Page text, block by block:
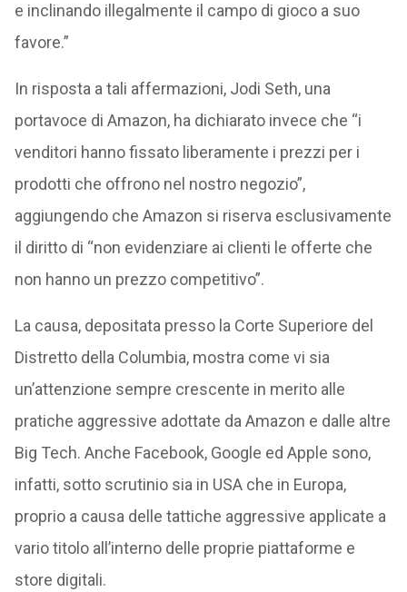
e inclinando illegalmente il campo di gioco a suo
favore.”
In risposta a tali affermazioni, Jodi Seth, una
portavoce di Amazon, ha dichiarato invece che “i
venditori hanno fissato liberamente i prezzi per i
prodotti che offrono nel nostro negozio”,
aggiungendo che Amazon si riserva esclusivamente
il diritto di “non evidenziare ai clienti le offerte che
non hanno un prezzo competitivo”.
La causa, depositata presso la Corte Superiore del
Distretto della Columbia, mostra come vi sia
un’attenzione sempre crescente in merito alle
pratiche aggressive adottate da Amazon e dalle altre
Big Tech. Anche Facebook, Google ed Apple sono,
infatti, sotto scrutinio sia in USA che in Europa,
proprio a causa delle tattiche aggressive applicate a
vario titolo all’interno delle proprie piattaforme e
store digitali.